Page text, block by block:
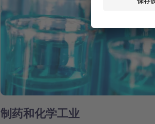
制药和化学工业